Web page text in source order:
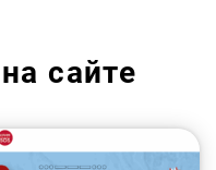
сайте